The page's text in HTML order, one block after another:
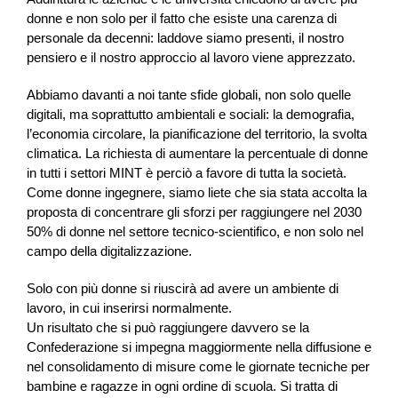
donne e non solo per il fatto che esiste una carenza di
personale da decenni: laddove siamo presenti, il nostro
pensiero e il nostro approccio al lavoro viene apprezzato.
Abbiamo davanti a noi tante sfide globali, non solo quelle
digitali, ma soprattutto ambientali e sociali: la demografia,
l’economia circolare, la pianificazione del territorio, la svolta
climatica. La richiesta di aumentare la percentuale di donne
in tutti i settori MINT è perciò a favore di tutta la società.
Come donne ingegnere, siamo liete che sia stata accolta la
proposta di concentrare gli sforzi per raggiungere nel 2030
50% di donne nel settore tecnico-scientifico, e non solo nel
campo della digitalizzazione.
Solo con più donne si riuscirà ad avere un ambiente di
lavoro, in cui inserirsi normalmente.
Un risultato che si può raggiungere davvero se la
Confederazione si impegna maggiormente nella diffusione e
nel consolidamento di misure come le giornate tecniche per
bambine e ragazze in ogni ordine di scuola. Si tratta di